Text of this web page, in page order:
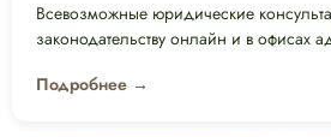
Всевозможные юридические
законодательству онлайн и в офисах
Подробнее →